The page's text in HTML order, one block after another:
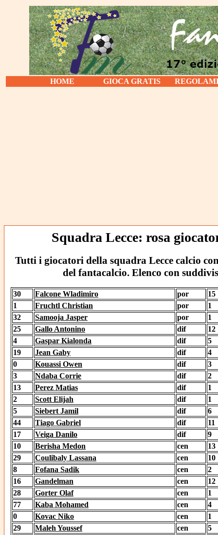
HOME GIOCA GRATIS
Squadra Lecce: rosa
Tutti i giocatori della squadra Lecce calcio
del fantacalcio. Elenco con
30 Falcone Wladimiro por
15
1
Fruchtl Christian por
1
32
Samooja Jasper por
1
25
Gallo Antonino dif
12
4
Gaspar Kialonda dif
5
19
Jean Gaby dif
4
0
Kouassi Owen dif
3
3
Ndaba Corrie dif
2
13
Perez Matias dif
1
2
Scott Elijah dif
1
5
Siebert Jamil dif
6
44
Tiago Gabriel dif
11
17
Veiga Danilo dif
9
10
Berisha Medon cen
13
29
Coulibaly Lassana cen
10
8
Fofana Sadik cen
2
16
Gandelman cen
12
28
Gorter Olaf cen
1
77
Kaba Mohamed cen
4
0
Kovac Niko cen
1
29
Maleh Youssef cen
5